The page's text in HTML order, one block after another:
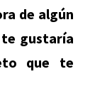
de algún
gustaría
que te